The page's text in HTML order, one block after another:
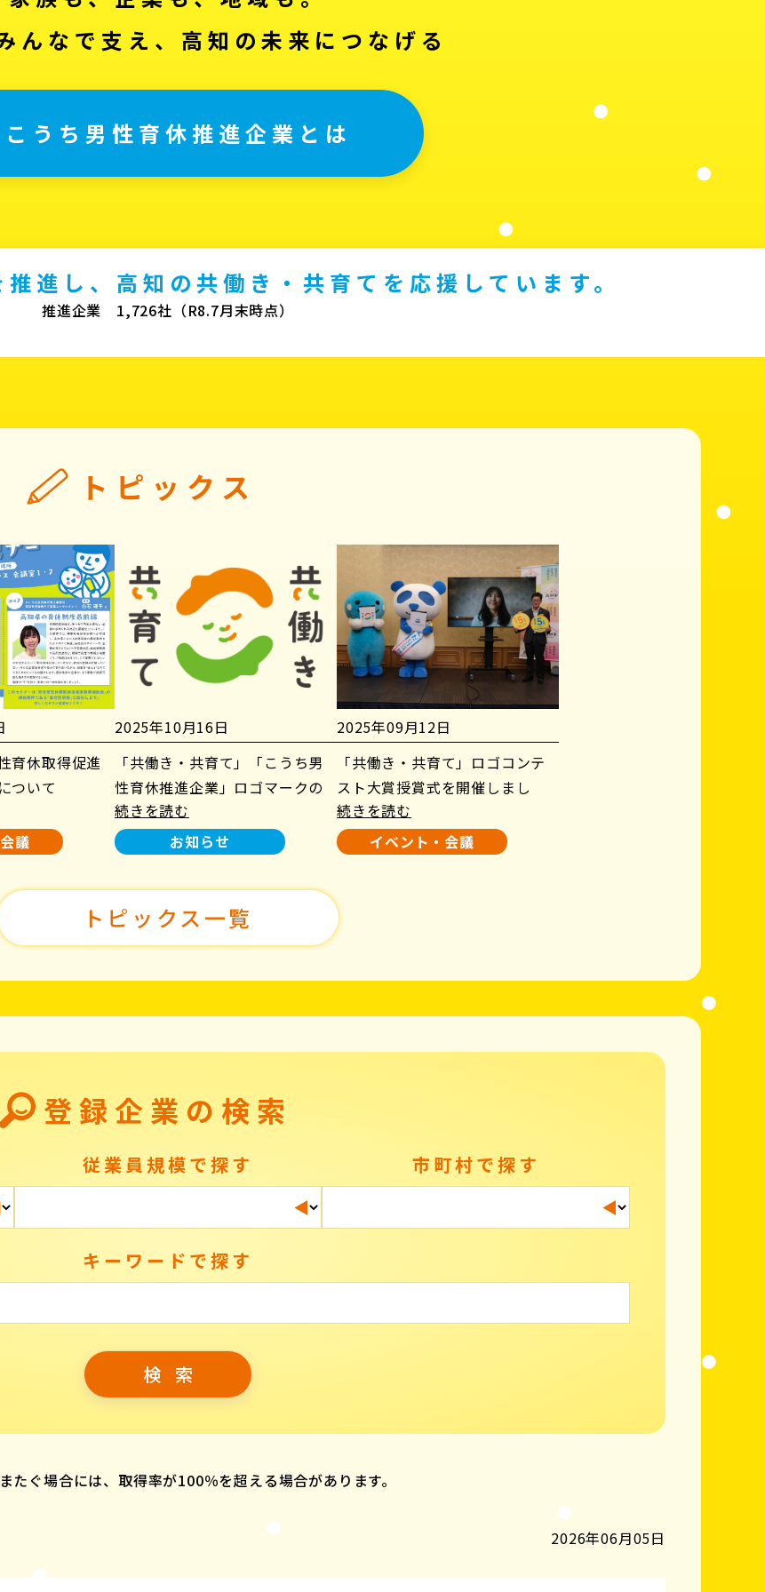
んなで支え、高知の未来につなげる
こうち男性育休推進企業とは
進し、高知の共働き・共育てを応援しています。
推進企業 1,726社（R8.7月末時点）
トピックス
育休取得促進
ついて
議
2025年10月16日
「共働き・共育て」「こうち男
性育休推進企業」ロゴマークの
使用について
続きを読む
お知らせ
2025年09月12日
「共働き・共育て」ロゴコンテ
スト大賞授賞式を開催しまし
た！
続きを読む
イベント・会議
トピックス一覧
登録企業の検索
従業員規模で探す 市町村で探す
キーワードで探す
ぐ場合には、取得率が100％を超える場合があります。
2026年06月05日